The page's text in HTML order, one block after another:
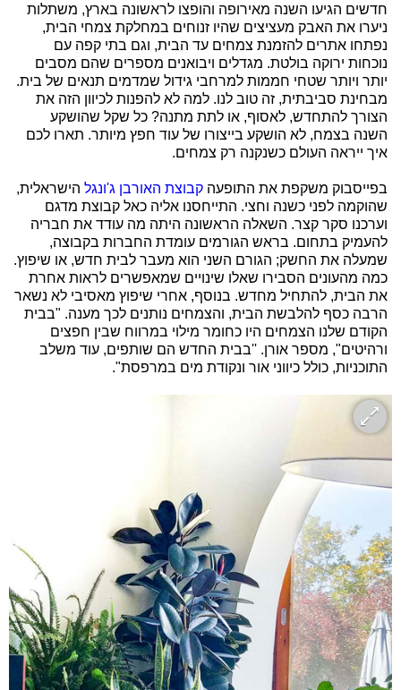
חדשים הגיעו השנה מאירופה והופצו לראשונה בארץ, משתלות
ניערו את האבק מעציצים שהיו זנוחים במחלקת צמחי הבית,
נפתחו אתרים להזמנת צמחים עד הבית, וגם בתי קפה עם
נוכחות ירוקה בולטת. מגדלים ויבואנים מספרים שהם מסבים
יותר ויותר שטחי חממות למרחבי גידול שמדמים תנאים של בית.
מבחינת סביבתית, זה טוב לנו. למה לא להפנות לכיוון הזה את
הצורך להתחדש, לאסוף, או לתת מתנה? כל שקל שהושקע
השנה בצמח, לא הושקע בייצורו של עוד חפץ מיותר. תארו לכם
איך ייראה העולם כשנקנה רק צמחים.
בפייסבוק משקפת את התופעה קבוצת האורבן ג'ונגלהישראלית,
שהוקמה לפני כשנה וחצי. התייחסנו אליה כאל קבוצת מדגם
וערכנו סקר קצר. השאלה הראשונה היתה מה עודד את חבריה
להעמיק בתחום. בראש הגורמים עומדת החברות בקבוצה,
שמעלה את החשק; הגורם השני הוא מעבר לבית חדש, או שיפוץ.
כמה מהעונים הסבירו שאלו שינויים שמאפשרים לראות אחרת
את הבית, להתחיל מחדש. בנוסף, אחרי שיפוץ מאסיבי לא נשאר
הרבה כסף להלבשת הבית, והצמחים נותנים לכך מענה. "בבית
הקודם שלנו הצמחים היו כחומר מילוי במרווח שבין חפצים
ורהיטים", מספר אורן. ''בבית החדש הם שותפים, עוד משלב
התוכניות, כולל כיווני אור ונקודת מים במרפסת".